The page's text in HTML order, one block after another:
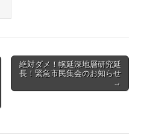
絶対ダメ！幌延深地層研究延
長！緊急市民集会のお知らせ
→